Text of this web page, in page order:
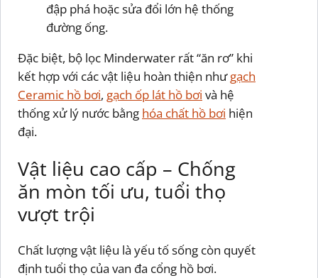
đập phá hoặc sửa đổi lớn hệ thống
đường ống.
Đặc biệt, bộ lọc Minderwater rất “ăn rơ” khi
kết hợp với các vật liệu hoàn thiện nhưgạch
Ceramic hồ bơi, gạch ốp lát hồ bơi và hệ
thống xử lý nước bằng hóa chất hồ bơi hiện
đại.
Vật liệu cao cấp – Chống
ăn mòn tối ưu, tuổi thọ
vượt trội
Chất lượng vật liệu là yếu tố sống còn quyết
định tuổi thọ của van đa cổng hồ bơi.